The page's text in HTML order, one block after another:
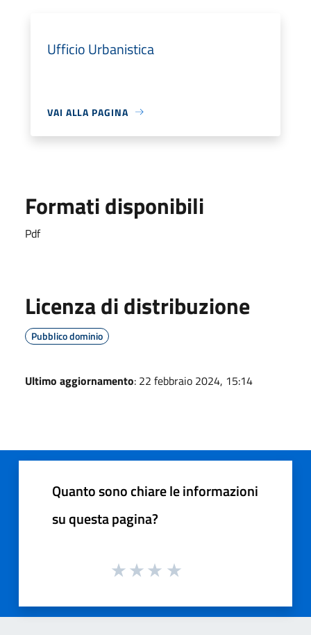
Ufficio Urbanistica
VAI ALLA PAGINA
Formati disponibili
Pdf
Licenza di distribuzione
Pubblico dominio
Ultimo aggiornamento: 22 febbraio 2024, 15:14
Quanto sono chiare le informazioni
su questa pagina?